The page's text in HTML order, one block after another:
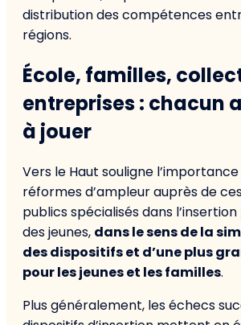
distribution des compétences
régions.
École, familles,
entreprises : chacun
à jouer
Vers le Haut souligne
réformes d’ampleur auprès de
publics spécialisés dans
des jeunes, dans le sens de la
des dispositifs et d’une plus
pour les jeunes et les familles.
Plus généralement, les échecs